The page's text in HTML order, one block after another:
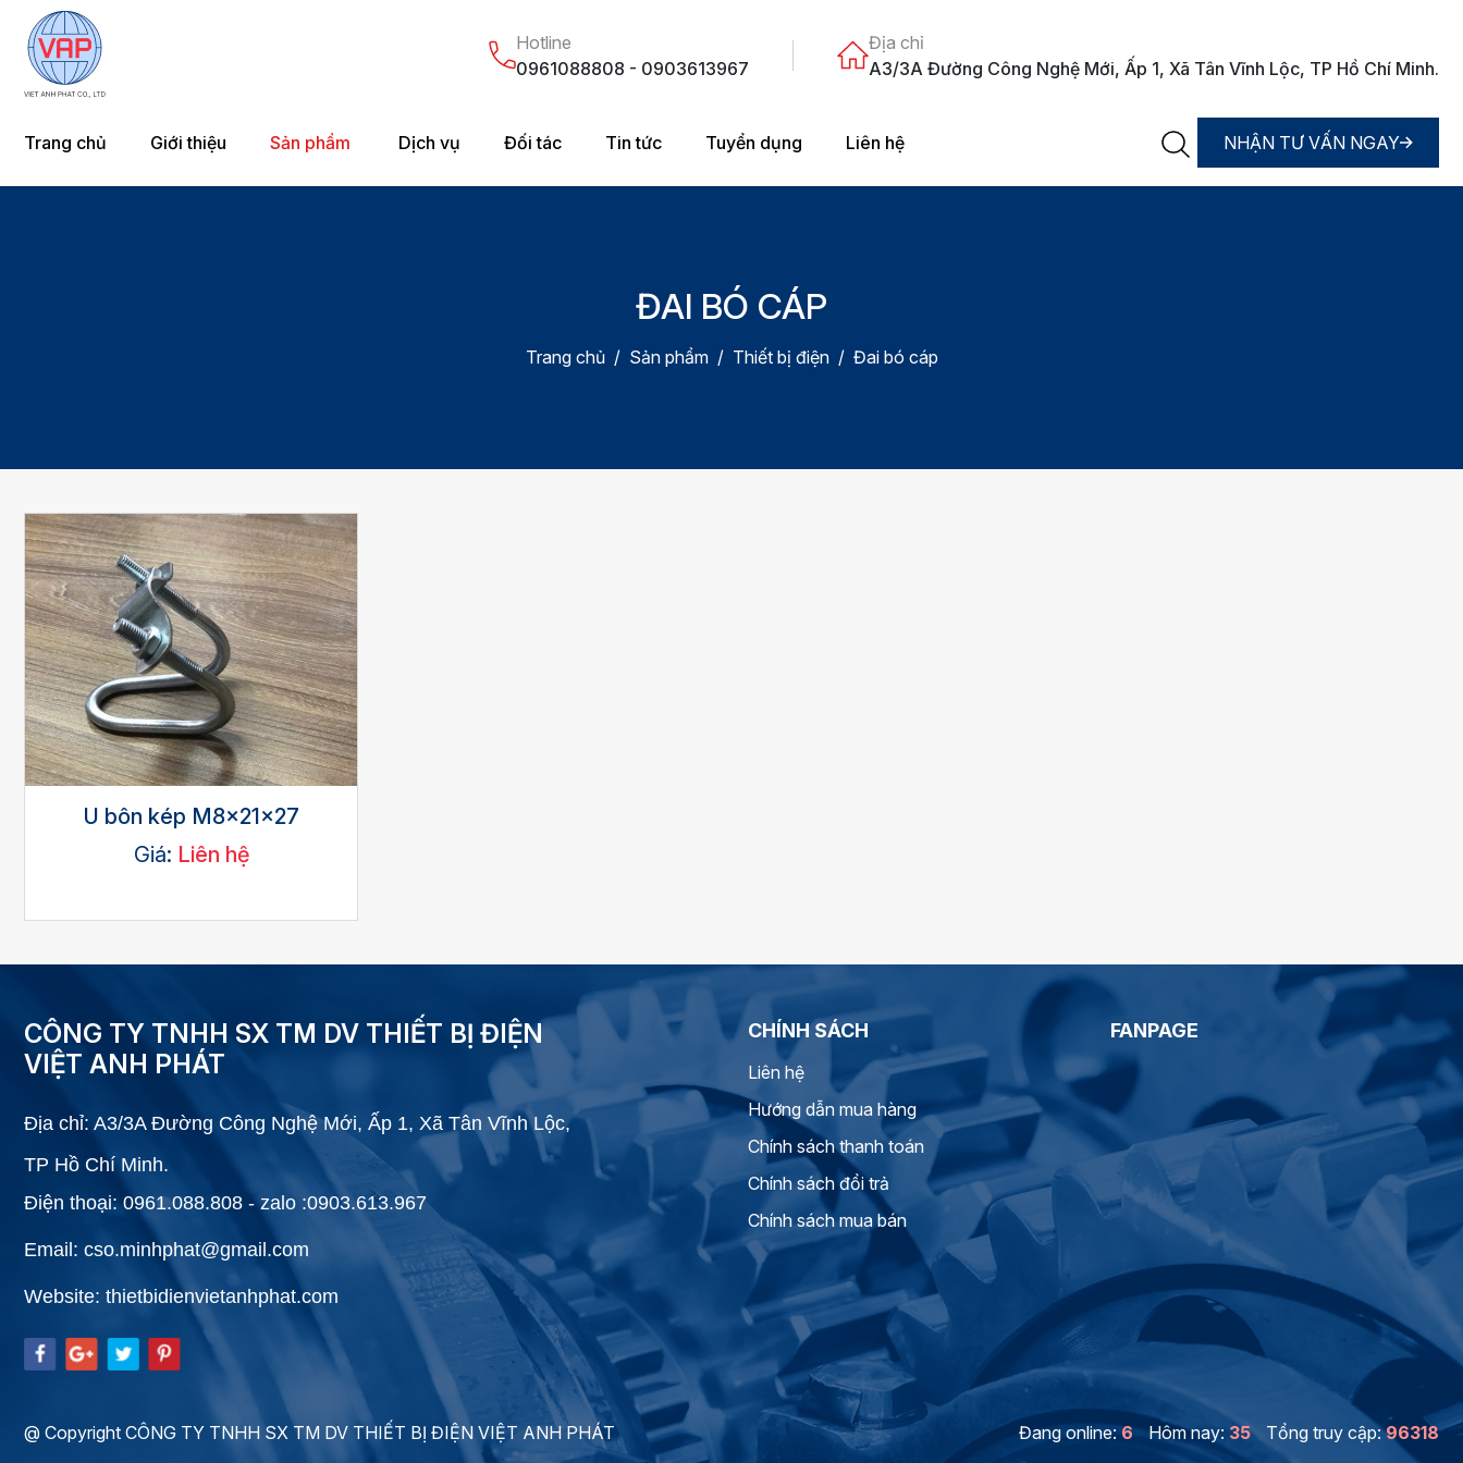
Hotline
0961088808 - 0903613967
Địa chỉ
A3/3A Đường Công Nghệ Mới, Ấp 1, Xã Tân Vĩnh Lộc, TP Hồ Chí Minh.
Trang chủ Giới thiệu Sản phẩm Dịch vụ Đối tác Tin tức Tuyển dụng Liên hệ NHẬN TƯ VẤN NGAY
ĐAI BÓ CÁP
Trang chủ Sản phẩm Thiết bị điện Đai bó cáp
U bôn kép M8x21x27
Giá: Liên hệ
CÔNG TY TNHH SX TM DV THIẾT BỊ ĐIỆN
VIỆT ANH PHÁT
Địa chỉ: A3/3A Đường Công Nghệ Mới, Ấp 1, Xã Tân Vĩnh Lộc,
TP Hồ Chí Minh.
Điện thoại: 0961.088.808 - zalo :0903.613.967
Email: cso.minhphat@gmail.com
Website: thietbidienvietanhphat.com
CHÍNH SÁCH
Liên hệ
Hướng dẫn mua hàng
Chính sách thanh toán
Chính sách đổi trả
Chính sách mua bán
FANPAGE
@ Copyright CÔNG TY TNHH SX TM DV THIẾT BỊ ĐIỆN VIỆT ANH PHÁT Đang online: 6 Hôm nay: 35 Tổng truy cập:96318